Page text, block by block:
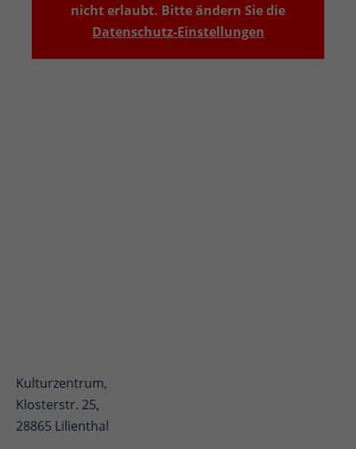
nicht erlaubt. Bitte ändern Sie die
Datenschutz-Einstellungen
Kulturzentrum,
Klosterstr. 25,
28865 Lilienthal